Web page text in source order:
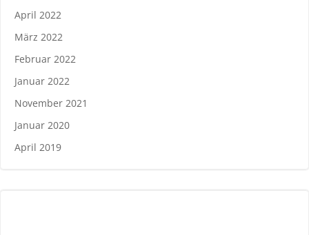
April 2022
März 2022
Februar 2022
Januar 2022
November 2021
Januar 2020
April 2019